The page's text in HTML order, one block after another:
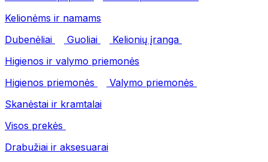
Kelionėms ir namams
Dubenėliai
Guoliai
Kelionių įranga
Higienos ir valymo priemonės
Higienos priemonės
Valymo priemonės
Skanėstai ir kramtalai
Visos prekės
Drabužiai ir aksesuarai